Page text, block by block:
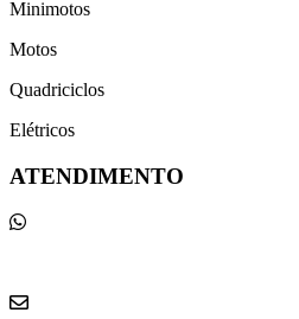
Minimotos
Motos
Quadriciclos
Elétricos
ATENDIMENTO